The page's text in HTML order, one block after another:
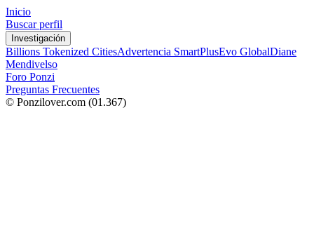
Inicio
Buscar perfil
Investigación
Billions Tokenized CitiesAdvertencia SmartPlusEvo GlobalDiane
Mendivelso
Foro Ponzi
Preguntas Frecuentes
© Ponzilover.com (01.367)